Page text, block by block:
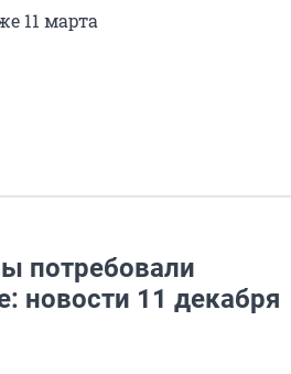
11 марта
потребовали
новости 11 декабря